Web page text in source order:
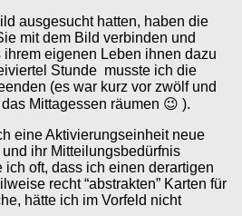
ausgesucht hatten, haben die
mit dem Bild verbinden und
eigenen Leben ihnen dazu
Stunde musste ich die
(es war kurz vor zwölf und
Mittagessen räumen 😉 ).
eine Aktivierungseinheit neue
ihr Mitteilungsbedürfnis
oft, dass ich einen derartigen
recht “abstrakten” Karten für
hätte ich im Vorfeld nicht